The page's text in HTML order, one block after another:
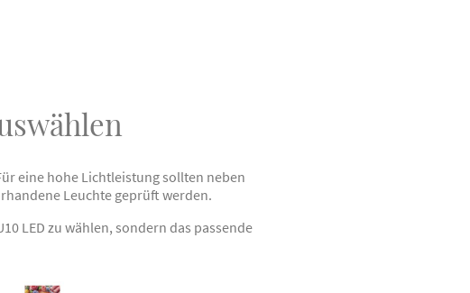
eine hohe Lichtleistung sollten neben
Leuchte geprüft werden.
LED zu wählen, sondern das passende